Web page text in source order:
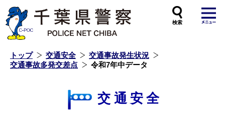
トップ 交通安全
交通事故発生状況
交通事故多発交差点
令和7年中データ
交通安全